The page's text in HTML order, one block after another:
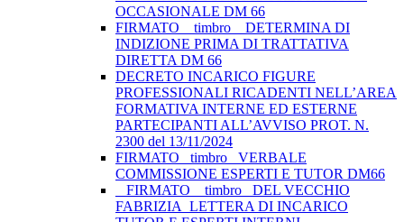
OCCASIONALE DM 66
FIRMATO _ timbro _ DETERMINA DI
INDIZIONE PRIMA DI TRATTATIVA
DIRETTA DM 66
DECRETO INCARICO FIGURE
PROFESSIONALI RICADENTI NELL’AREA
FORMATIVA INTERNE ED ESTERNE
PARTECIPANTI ALL’AVVISO PROT. N.
2300 del 13/11/2024
FIRMATO_ timbro _VERBALE
COMMISSIONE ESPERTI E TUTOR DM66
_ FIRMATO _ timbro _DEL VECCHIO
FABRIZIA_LETTERA DI INCARICO